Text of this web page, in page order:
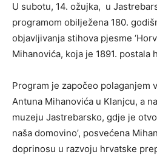
U subotu, 14. ožujka, u
programom obilježena 180.
objavljivanja stihova pjesme
Mihanovića, koja je 1891. postala
Program je započeo polaganjem
Antuna Mihanovića u Klanjcu, a
muzeju Jastrebarsko, gdje je
naša domovino’, posvećena
doprinosu u razvoju hrvatske